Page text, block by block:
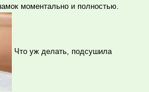
моментально и полностью.
Что уж делать, подсушила